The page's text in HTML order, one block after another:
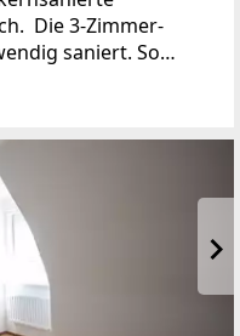
Die 3-Zimmer-
saniert. So
gänzlich